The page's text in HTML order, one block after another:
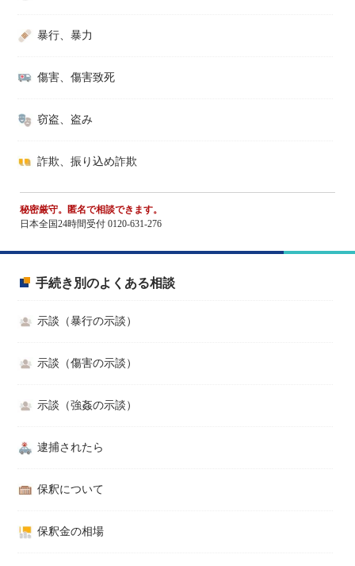
暴行、暴力
傷害、傷害致死
窃盗、盗み
詐欺、振り込め詐欺
秘密厳守。匿名で相談できます。
日本全国24時間受付 0120-631-276
手続き別のよくある相談
示談（暴行の示談）
示談（傷害の示談）
示談（強姦の示談）
逮捕されたら
保釈について
保釈金の相場